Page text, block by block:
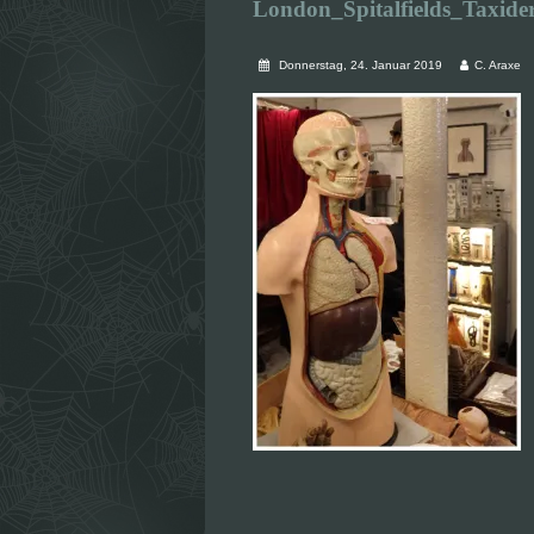
Donnerstag, 24. Januar 2019 C. Araxe